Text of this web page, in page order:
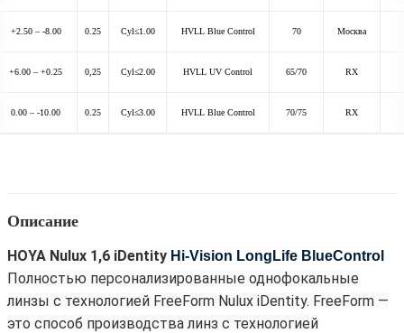
+2.50 – -8.00 0.25 Cyl≤1.00 HVLL Blue Control 70 Москва
+6.00 – +0.25 0,25 Cyl≤2.00 HVLL UV Control 65/70 RX
0.00 – -10.00 0.25 Cyl≤3.00 HVLL Blue Control 70/75 RX
Описание
HOYA Nulux 1,6 iDentity Hi-Vision LongLife BlueControl
Полностью персонализированные однофокальные
линзы с технологией FreeForm Nulux iDentity. FreeForm —
это способ производства линз с технологией